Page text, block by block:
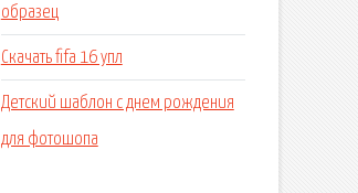
образец
Скачать fifa 16 упл
Детский шаблон с днем рождения
для фотошопа